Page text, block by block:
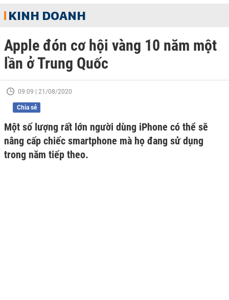
KINH DOANH
Apple đón cơ hội vàng 10 năm một
lần ở Trung Quốc
09:09 | 21/08/2020
Chia sẻ
Một số lượng rất lớn người dùng iPhone có thể sẽ
nâng cấp chiếc smartphone mà họ đang sử dụng
trong năm tiếp theo.